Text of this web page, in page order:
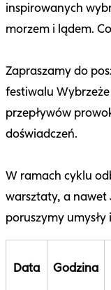
inspirowanych
morzem i lądem.
Zapraszamy do
festiwalu
przepływów
doświadczeń.
W ramach cyklu
warsztaty, a nawet
poruszymy umysły
Data Godzina